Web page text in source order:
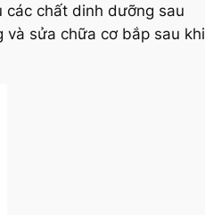
các chất dinh dưỡng sau
và sửa chữa cơ bắp sau khi